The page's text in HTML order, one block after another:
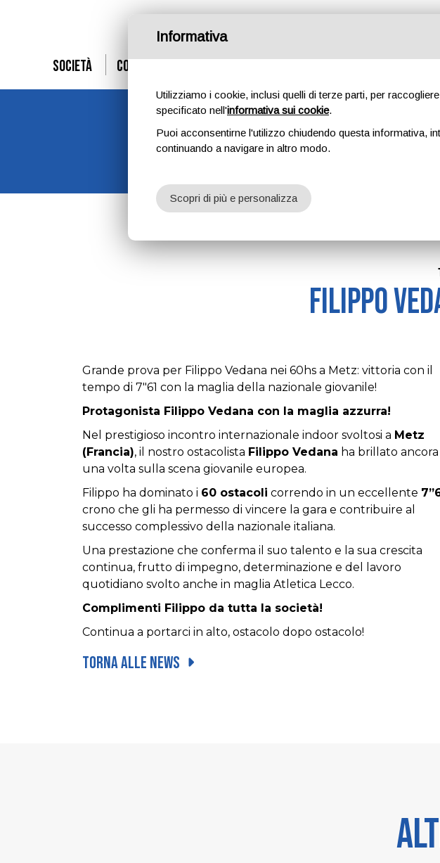
Società Corsi
Filippo
Grande prova per Filippo Vedana nei 60hs a Metz: vittoria con il
tempo di 7"61 con la maglia della nazionale giovanile!
Protagonista Filippo Vedana con la maglia azzurra!
Nel prestigioso incontro internazionale indoor svoltosi a Metz
(Francia), il nostro ostacolista Filippo Vedana ha brillato ancora
una volta sulla scena giovanile europea.
Filippo ha dominato i 60 ostacoli correndo in un eccellente
crono che gli ha permesso di vincere la gara e contribuire al
successo complessivo della nazionale italiana.
Una prestazione che conferma il suo talento e la sua crescita
continua, frutto di impegno, determinazione e del lavoro
quotidiano svolto anche in maglia Atletica Lecco.
Complimenti Filippo da tutta la società!
Continua a portarci in alto, ostacolo dopo ostacolo!
Torna alle news
Informativa
Utilizziamo i cookie, inclusi quelli di terze parti, per
specificato nell'informativa sui cookie.
Puoi acconsentirne l'utilizzo chiudendo questa informativa,
continuando a navigare in altro modo.
Scopri di più e personalizza